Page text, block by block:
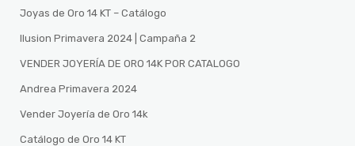
Joyas de Oro 14 KT – Catálogo
Ilusion Primavera 2024 | Campaña 2
VENDER JOYERÍA DE ORO 14K POR CATALOGO
Andrea Primavera 2024
Vender Joyería de Oro 14k
Catálogo de Oro 14 KT